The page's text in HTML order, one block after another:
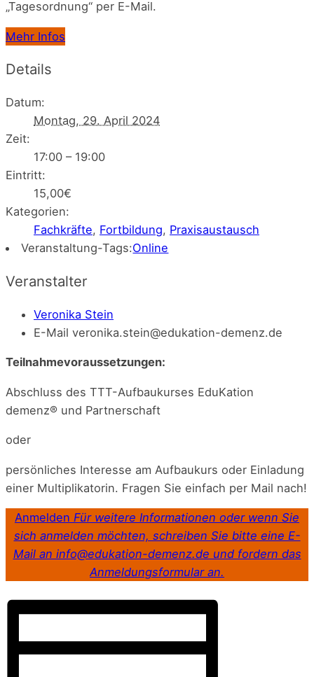
„Tagesordnung“ per E-Mail.
Mehr Infos
Details
Datum:
Montag, 29. April 2024
Zeit:
17:00 – 19:00
Eintritt:
15,00€
Kategorien:
Fachkräfte, Fortbildung, Praxisaustausch
Veranstaltung-Tags:Online
Veranstalter
Veronika Stein
E-Mail veronika.stein@edukation-demenz.de
Teilnahmevoraussetzungen:
Abschluss des TTT-Aufbaukurses EduKation
demenz® und Partnerschaft
oder
persönliches Interesse am Aufbaukurs oder Einladung
einer Multiplikatorin. Fragen Sie einfach per Mail nach!
Anmelden Für weitere Informationen oder wenn Sie
sich anmelden möchten, schreiben Sie bitte eine E-
Mail an info@edukation-demenz.de und fordern das
Anmeldungsformular an.